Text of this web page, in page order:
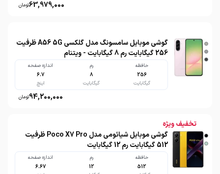
63,979,000تومان
گوشی موبایل سامسونگ مدل گلکسی A56 5G ظرفیت
256 گیگابایت رم 8 گیگابایت - ویتنام
حافظه
256
گیگابایت
رم
8
گیگابایت
اندازه صفحه
6.7
اینچ
94,200,000تومان
تخفیف ویژه
گوشی موبایل شیائومی مدل Poco X7 Pro ظرفیت
512 گیگابایت رم 12 گیگابایت
حافظه
512
رم
12
اندازه صفحه
6.67